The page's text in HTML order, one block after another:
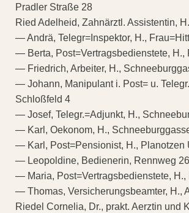
Pradler Straße 28
Ried Adelheid, Zahnärztl. Assistentin,
— Andrä, Telegr=Inspektor, H.,
— Berta, Post=Vertragsbedienstete, H.,
— Friedrich, Arbeiter, H.,
— Johann, Manipulant i. Post= u.
Schloßfeld 4
— Josef, Telegr.=Adjunkt, H.,
— Karl, Oekonom, H.,
— Karl, Post=Pensionist, H., Planotzen
— Leopoldine, Bedienerin, Rennweg 26
— Maria, Post=Vertragsbedienstete, H.,
— Thomas, Versicherungsbeamter, H.,
Riedel Cornelia, Dr., prakt. Aerztin und